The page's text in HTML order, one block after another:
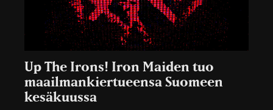
Up The Irons! Iron Maiden tuo
maailmankiertueensa Suomeen
kesäkuussa